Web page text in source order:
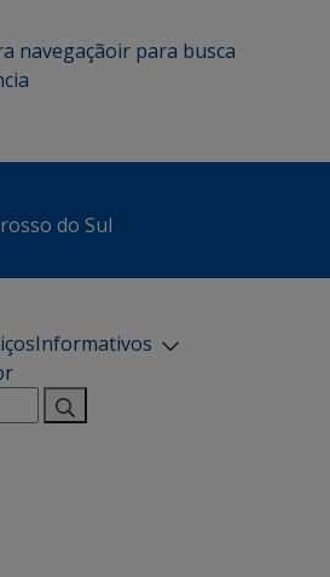
navegaçãoir para busca
do Sul
Informativos